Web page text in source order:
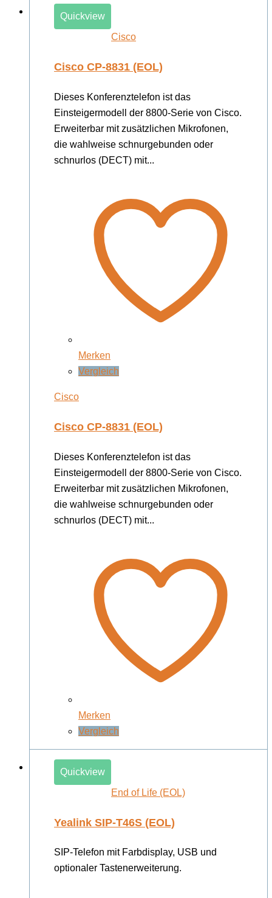
Quickview
Cisco
Cisco CP-8831 (EOL)
Dieses Konferenztelefon ist das
Einsteigermodell der 8800-Serie von Cisco.
Erweiterbar mit zusätzlichen Mikrofonen,
die wahlweise schnurgebunden oder
schnurlos (DECT) mit...
Merken
Vergleich
Cisco
Cisco CP-8831 (EOL)
Dieses Konferenztelefon ist das
Einsteigermodell der 8800-Serie von Cisco.
Erweiterbar mit zusätzlichen Mikrofonen,
die wahlweise schnurgebunden oder
schnurlos (DECT) mit...
Merken
Vergleich
Quickview
End of Life (EOL)
Yealink SIP-T46S (EOL)
SIP-Telefon mit Farbdisplay, USB und
optionaler Tastenerweiterung.